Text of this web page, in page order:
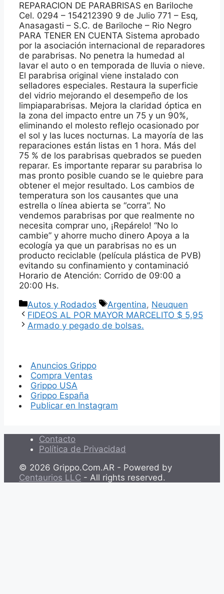
REPARACION DE PARABRISAS en Bariloche
Cel. 0294 – 154212390 9 de Julio 771 – Esq,
Anasagasti – S.C. de Bariloche – Rio Negro
PARA TENER EN CUENTA Sistema aprobado
por la asociación internacional de reparadores
de parabrisas. No penetra la humedad al
lavar el auto o en temporada de lluvia o nieve.
El parabrisa original viene instalado con
selladores especiales. Restaura la superficie
del vidrio mejorando el desempeño de los
limpiaparabrisas. Mejora la claridad óptica en
la zona del impacto entre un 75 y un 90%,
eliminando el molesto reflejo ocasionado por
el sol y las luces nocturnas. La mayoría de las
reparaciones están listas en 1 hora. Más del
75 % de los parabrisas quebrados se pueden
reparar. Es importante reparar su parabrisa lo
mas pronto posible cuando se le quiebre para
obtener el mejor resultado. Los cambios de
temperatura son los causantes que una
estrella o línea abierta se “corra”. No
vendemos parabrisas por que realmente no
necesita comprar uno, ¡Repárelo! “No lo
cambie” y ahorre mucho dinero Apoya a la
ecología ya que un parabrisas no es un
producto reciclable (película plástica de PVB)
evitando su confinamiento y contaminació
Horario de Atención: Corrido de 09:00 a
20:00 Hs.
Categorías
Autos y Rodados Etiquetas
Argentina, Neuquen
FIDEOS AL POR MAYOR MARCELITO $ 5,95
Armado y pegado de bolsas.
Anuncios Grippo
Compra Ventas
Grippo USA
Grippo España
Publicar en Instagram
Contacto
Política de Privacidad
© 2026 Grippo.Com.AR - Powered by
Centaurios LLC - All rights reserved.